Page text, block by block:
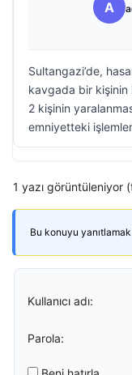
A
Sultangazi’de,
kavgada bir kişinin
2 kişinin
emniyetteki
1 yazı görüntüleniyor
Bu konuyu yanıtlamak
Kullanıcı adı:
Parola: